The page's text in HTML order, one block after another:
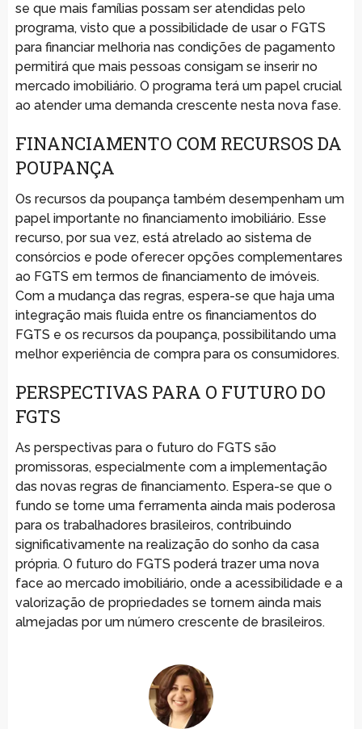
se que mais famílias possam ser atendidas pelo
programa, visto que a possibilidade de usar o FGTS
para financiar melhoria nas condições de pagamento
permitirá que mais pessoas consigam se inserir no
mercado imobiliário. O programa terá um papel crucial
ao atender uma demanda crescente nesta nova fase.
FINANCIAMENTO COM RECURSOS DA
POUPANÇA
Os recursos da poupança também desempenham um
papel importante no financiamento imobiliário. Esse
recurso, por sua vez, está atrelado ao sistema de
consórcios e pode oferecer opções complementares
ao FGTS em termos de financiamento de imóveis.
Com a mudança das regras, espera-se que haja uma
integração mais fluida entre os financiamentos do
FGTS e os recursos da poupança, possibilitando uma
melhor experiência de compra para os consumidores.
PERSPECTIVAS PARA O FUTURO DO
FGTS
As perspectivas para o futuro do FGTS são
promissoras, especialmente com a implementação
das novas regras de financiamento. Espera-se que o
fundo se torne uma ferramenta ainda mais poderosa
para os trabalhadores brasileiros, contribuindo
significativamente na realização do sonho da casa
própria. O futuro do FGTS poderá trazer uma nova
face ao mercado imobiliário, onde a acessibilidade e a
valorização de propriedades se tornem ainda mais
almejadas por um número crescente de brasileiros.